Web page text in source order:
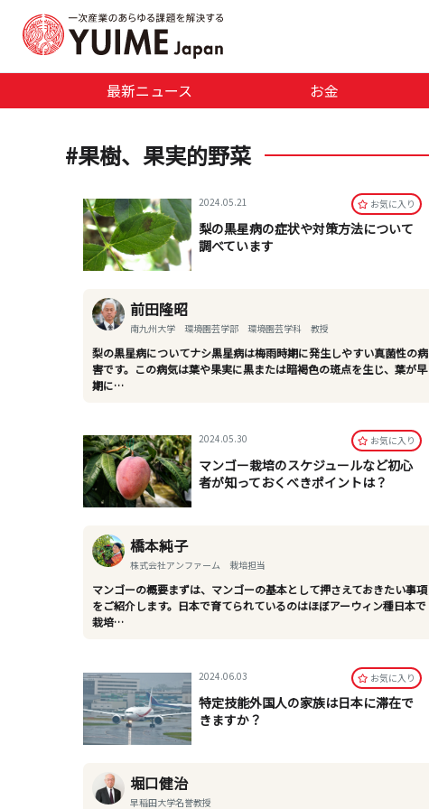
最新ニュース お金
#果樹、果実的野菜
2024.05.21 お気に⼊り
梨の黒星病の症状や対策方法について
調べています
前田隆昭
南九州大学 環境園芸学部 環境園芸学科 教授
梨の黒星病についてナシ黒星病は梅雨時期に発生しやすい真菌性の病
害です。この病気は葉や果実に黒または暗褐色の斑点を生じ、葉が早
期に…
2024.05.30 お気に⼊り
マンゴー栽培のスケジュールなど初心
者が知っておくべきポイントは？
橋本純子
株式会社アンファーム 栽培担当
マンゴーの概要まずは、マンゴーの基本として押さえておきたい事項
をご紹介します。日本で育てられているのはほぼアーウィン種日本で
栽培…
2024.06.03 お気に⼊り
特定技能外国人の家族は日本に滞在で
きますか？
堀口健治
早稲田大学名誉教授